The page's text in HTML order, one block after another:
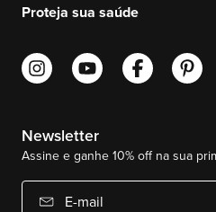
Proteja sua saúde
Newsletter
Assine e ganhe 10% off na sua
E-mail